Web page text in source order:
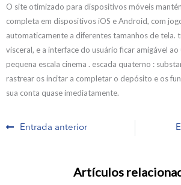
O site otimizado para dispositivos móveis
completa em dispositivos iOS e Android, com
automaticamente a diferentes tamanhos de tela.
visceral, e a interface do usuário ficar amigável
pequena escala cinema . escada quaterno :
rastrear os incitar a completar o depósito e os
sua conta quase imediatamente.
Prev
Entrada anterior
Artículos